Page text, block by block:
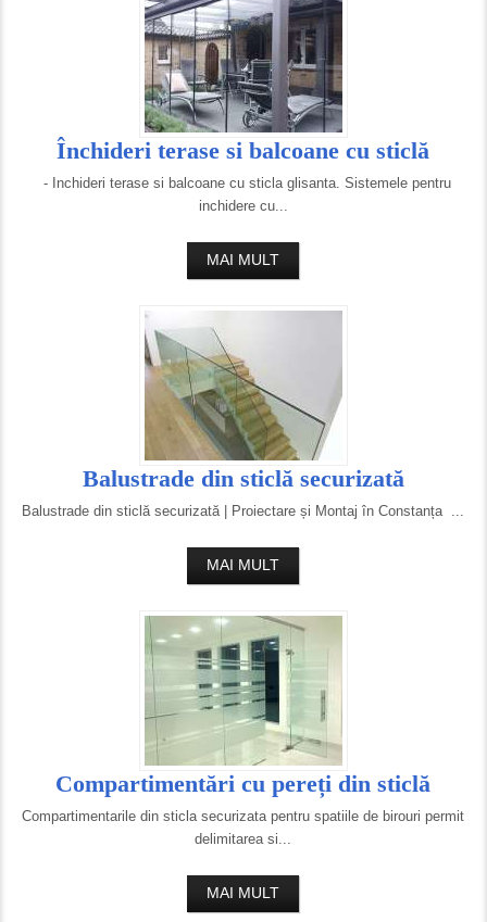
Închideri terase si balcoane cu sticlă
- Inchideri terase si balcoane cu sticla glisanta. Sistemele pentru
inchidere cu...
MAI MULT
Balustrade din sticlă securizată
Balustrade din sticlă securizată | Proiectare și Montaj în Constanța ...
MAI MULT
Compartimentări cu pereți din sticlă
Compartimentarile din sticla securizata pentru spatiile de birouri permit
delimitarea si...
MAI MULT